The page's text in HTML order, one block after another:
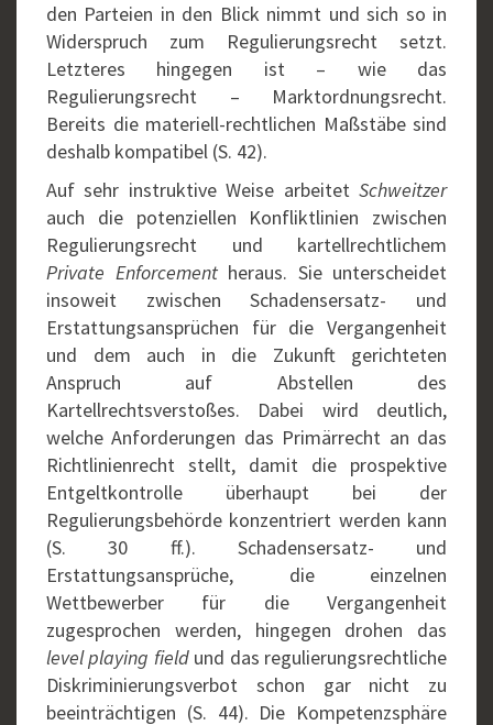
den Parteien in den Blick nimmt und sich so in
Widerspruch zum Regulierungsrecht setzt.
Letzteres hingegen ist – wie das
Regulierungsrecht – Marktordnungsrecht.
Bereits die materiell-rechtlichen Maßstäbe sind
deshalb kompatibel (S. 42).
Auf sehr instruktive Weise arbeitet Schweitzer
auch die potenziellen Konfliktlinien zwischen
Regulierungsrecht und kartellrechtlichem
Private Enforcementheraus. Sie unterscheidet
insoweit zwischen Schadensersatz- und
Erstattungsansprüchen für die Vergangenheit
und dem auch in die Zukunft gerichteten
Anspruch auf Abstellen des
Kartellrechtsverstoßes. Dabei wird deutlich,
welche Anforderungen das Primärrecht an das
Richtlinienrecht stellt, damit die prospektive
Entgeltkontrolle überhaupt bei der
Regulierungsbehörde konzentriert werden kann
(S. 30 ff.). Schadensersatz- und
Erstattungsansprüche, die einzelnen
Wettbewerber für die Vergangenheit
zugesprochen werden, hingegen drohen das
level playing fieldund das regulierungsrechtliche
Diskriminierungsverbot schon gar nicht zu
beeinträchtigen (S. 44). Die Kompetenzsphäre